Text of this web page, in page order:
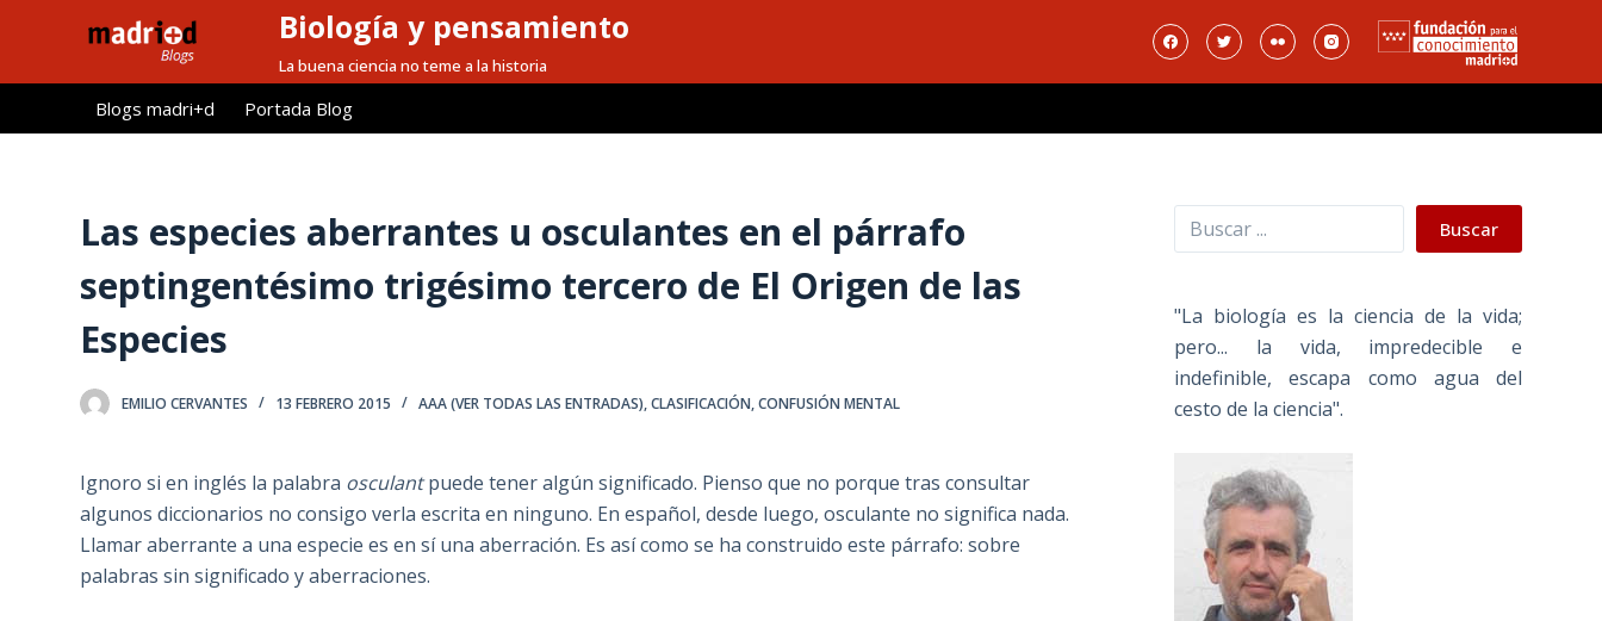
l
Biología y pensamiento
La buena ciencia no teme a la historia
Blogs madri+d Portada Blog
Las especies aberrantes u osculantes en el párrafo
septingentésimo trigésimo tercero de El Origen de las
Especies
EMILIO CERVANTES 13 FEBRERO 2015 AAA (VER TODAS LAS ENTRADAS),CLASIFICACIÓN,CONFUSIÓN MENTAL
Ignoro si en inglés la palabra osculantpuede tener algún significado. Pienso que no porque tras consultar
algunos diccionarios no consigo verla escrita en ninguno. En español, desde luego, osculante no significa nada.
Llamar aberrante a una especie es en sí una aberración. Es así como se ha construido este párrafo: sobre
palabras sin significado y aberraciones.
Buscar Buscar
"La biología es la ciencia de la vida;
pero... la vida, impredecible e
indefinible, escapa como agua del
cesto de la ciencia".